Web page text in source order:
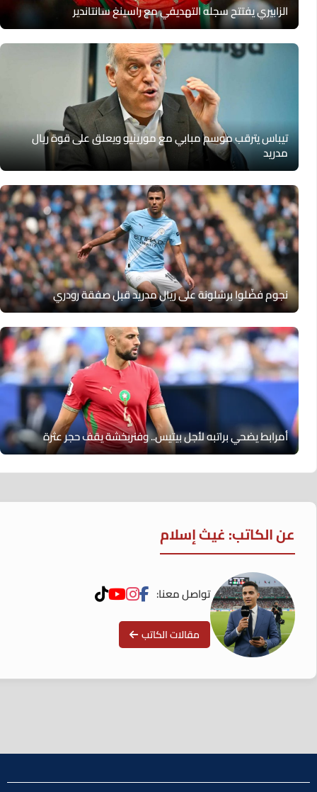
الزابيري يفتتح سجله التهديفي مع راسينغ سانتاندير
تيباس يترقب موسم مبابي مع مورينيو ويعلق على قوة ريال
مدريد
نجوم فضّلوا برشلونة على ريال مدريد قبل صفقة رودري
أمرابط يضحي براتبه لأجل بيتيس.. وفنربخشة يقف حجر عثرة
عن الكاتب: غيث إسلام
تواصل معنا:
مقالات الكاتب